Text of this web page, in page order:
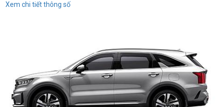
Xem chi tiết thông số